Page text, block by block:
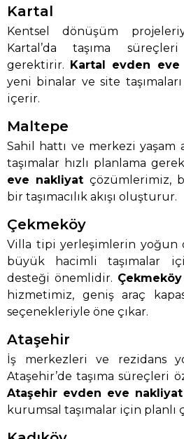
Kartal
Kentsel dönüşüm
Kartal’da taşıma
gerektirir. Kartal evden eve
yeni binalar ve site
içerir.
Maltepe
Sahil hattı ve merkezi yaşam
taşımalar hızlı planlama
eve nakliyat çözümlerimiz,
bir taşımacılık akışı oluşturur.
Çekmeköy
Villa tipi yerleşimlerin yoğun
büyük hacimli taşımalar
desteği önemlidir.
hizmetimiz, geniş araç
seçenekleriyle öne çıkar.
Ataşehir
İş merkezleri ve rezidans
Ataşehir’de taşıma süreçleri
Ataşehir evden eve nakliyat
kurumsal taşımalar için planlı